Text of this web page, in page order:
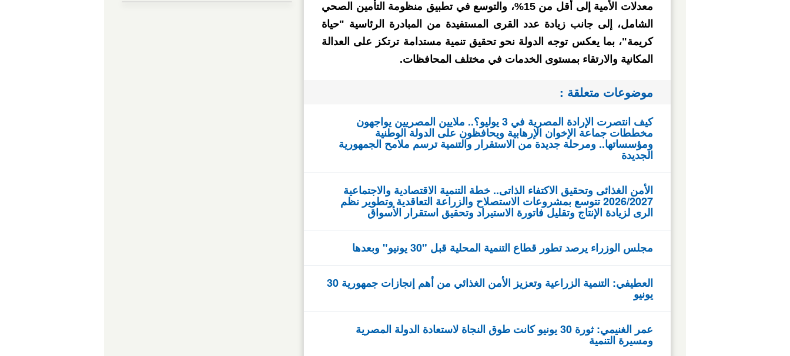
معدلات الأمية إلى أقل من 15%، والتوسع في تطبيق منظومة التأمين الصحي
الشامل، إلى جانب زيادة عدد القرى المستفيدة من المبادرة الرئاسية "حياة
كريمة"، بما يعكس توجه الدولة نحو تحقيق تنمية مستدامة ترتكز على العدالة
المكانية والارتقاء بمستوى الخدمات في مختلف المحافظات.
موضوعات متعلقة :
كيف انتصرت الإرادة المصرية في 3 يوليو؟.. ملايين المصريين يواجهون
مخططات جماعة الإخوان الإرهابية ويحافظون على الدولة الوطنية
ومؤسساتها.. ومرحلة جديدة من الاستقرار والتنمية ترسم ملامح الجمهورية
الجديدة
الأمن الغذائى وتحقيق الاكتفاء الذاتى.. خطة التنمية الاقتصادية والاجتماعية
2026/2027 تتوسع بمشروعات الاستصلاح والزراعة التعاقدية وتطوير نظم
الرى لزيادة الإنتاج وتقليل فاتورة الاستيراد وتحقيق استقرار الأسواق
مجلس الوزراء يرصد تطور قطاع التنمية المحلية قبل "30 يونيو" وبعدها
العطيفي: التنمية الزراعية وتعزيز الأمن الغذائي من أهم إنجازات جمهورية 30
يونيو
عمر الغنيمي: ثورة 30 يونيو كانت طوق النجاة لاستعادة الدولة المصرية
ومسيرة التنمية